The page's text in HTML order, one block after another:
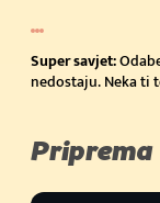
Super savjet:
nedostaju. Neka ti
Priprema